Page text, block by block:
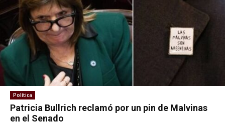
Política
Patricia Bullrich reclamó por un pin de Malvinas
en el Senado